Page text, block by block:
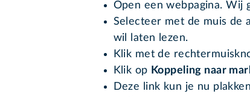
Open een webpagina. Wij
Selecteer met de muis de
wil laten lezen.
Klik met de
Klik op Koppeling naar
Deze link kun je nu